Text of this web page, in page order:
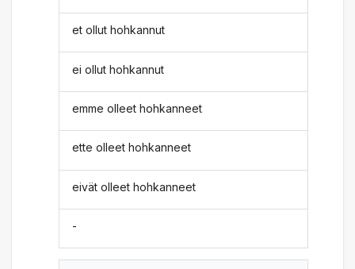
et ollut hohkannut
ei ollut hohkannut
emme olleet hohkanneet
ette olleet hohkanneet
eivät olleet hohkanneet
-